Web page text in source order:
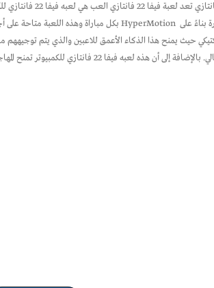
قم بإكمال قراءة
حيث يمنح هذا الذكاء الأعمق للاعبين والذي يتم